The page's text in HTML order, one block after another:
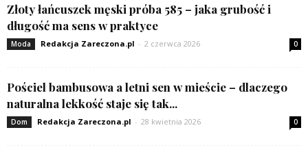
Złoty łańcuszek męski próba 585 – jaka grubość i
długość ma sens w praktyce
Moda Redakcja Zareczona.pl - 2 czerwca 2026 0
Pościel bambusowa a letni sen w mieście – dlaczego
naturalna lekkość staje się tak...
Dom Redakcja Zareczona.pl - 28 kwietnia 2026 0